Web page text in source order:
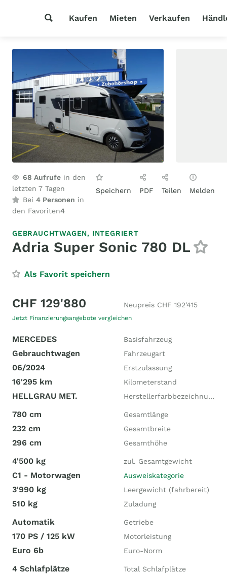
Kaufen Mieten Verkaufen
68 Aufrufe in den
letzten 7 Tagen
Bei 4 Personen in
den Favoriten4
Speichern PDF Teilen Melden
GEBRAUCHTWAGEN, INTEGRIERT
Adria Super Sonic 780 DL
Als Favorit speichern
CHF 129'880 Neupreis CHF 192'415
Jetzt Finanzierungsangebote vergleichen
MERCEDES Basisfahrzeug
Gebrauchtwagen Fahrzeugart
06/2024 Erstzulassung
16'295 km Kilometerstand
HELLGRAU MET. Herstellerfarbbezeichnung
780 cm Gesamtlänge
232 cm Gesamtbreite
296 cm Gesamthöhe
4'500 kg zul. Gesamtgewicht
C1 - Motorwagen Ausweiskategorie
3'990 kg Leergewicht (fahrbereit)
510 kg Zuladung
Automatik Getriebe
170 PS / 125 kW Motorleistung
Euro 6b Euro-Norm
4 Schlafplätze Total Schlafplätze